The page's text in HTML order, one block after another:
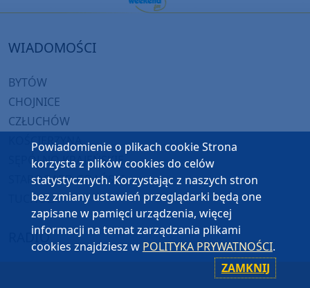
WIADOMOŚCI
BYTÓW
CHOJNICE
CZŁUCHÓW
KOŚCIERZYNA
SĘPÓLNO KRAJEŃSKIE
STAROGARD GDAŃSKI
TUCHOLA
RADIO
Powiadomienie o plikach cookie Strona
korzysta z plików cookies do celów
statystycznych. Korzystając z naszych stron
bez zmiany ustawień przeglądarki będą one
zapisane w pamięci urządzenia, więcej
informacji na temat zarządzania plikami
cookies znajdziesz w POLITYKA PRYWATNOŚCI.
ZAMKNIJ